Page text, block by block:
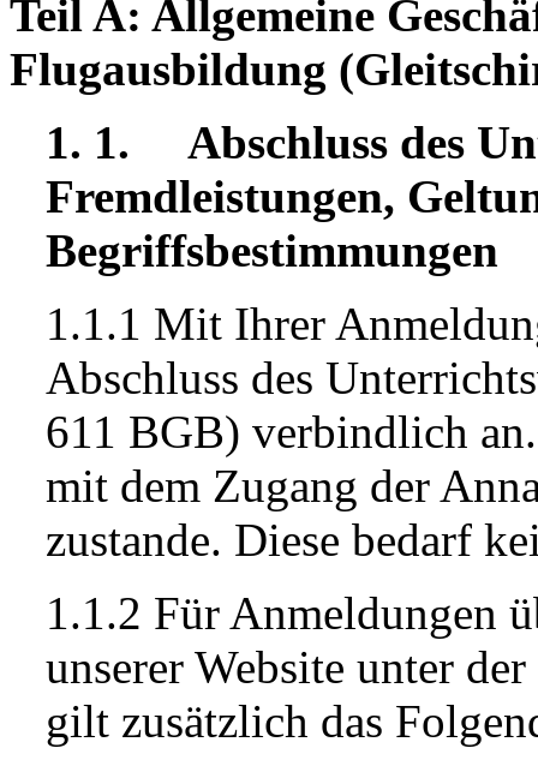
Teil A: Allgemeine
Flugausbildung
1. 1. Abschluss des
Fremdleistungen,
Begriffsbestimmungen
1.1.1 Mit Ihrer
Abschluss des
611 BGB) verbindlich
mit dem Zugang der
zustande. Diese bedarf
1.1.2 Für Anmeldungen
unserer Website unter
gilt zusätzlich das